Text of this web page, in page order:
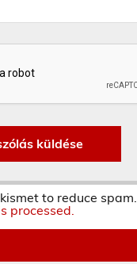
to reduce spam.
processed.